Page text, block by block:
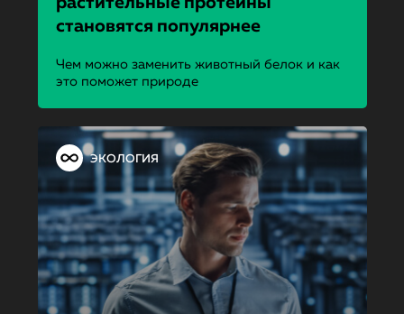
становятся популярнее
Чем можно заменить животный белок и как
это поможет природе
ЭКОЛОГИЯ